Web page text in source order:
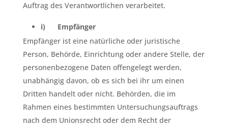
Auftrag des Verantwortlichen verarbeitet.
i) Empfänger
Empfänger ist eine natürliche oder juristische
Person, Behörde, Einrichtung oder andere Stelle, der
personenbezogene Daten offengelegt werden,
unabhängig davon, ob es sich bei ihr um einen
Dritten handelt oder nicht. Behörden, die im
Rahmen eines bestimmten Untersuchungsauftrags
nach dem Unionsrecht oder dem Recht der